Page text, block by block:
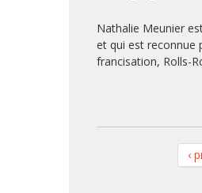
Nathalie Meunier
et qui est reconnue
francisation, Rolls-
‹